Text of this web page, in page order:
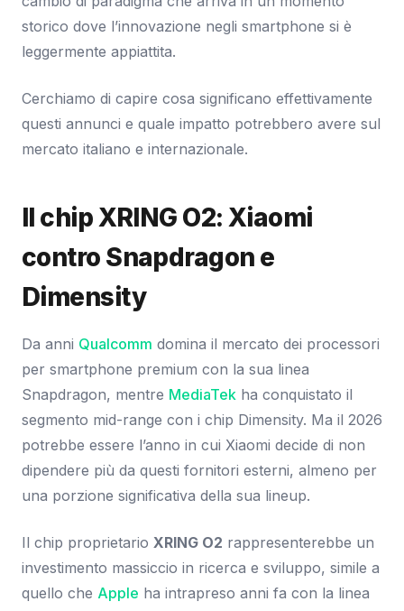
storico dove l’innovazione negli smartphone si è
leggermente appiattita.
Cerchiamo di capire cosa significano effettivamente
questi annunci e quale impatto potrebbero avere sul
mercato italiano e internazionale.
Il chip XRING O2: Xiaomi
contro Snapdragon e
Dimensity
Da anni Qualcomm domina il mercato dei processori
per smartphone premium con la sua linea
Snapdragon, mentre MediaTek ha conquistato il
segmento mid-range con i chip Dimensity. Ma il 2026
potrebbe essere l’anno in cui Xiaomi decide di non
dipendere più da questi fornitori esterni, almeno per
una porzione significativa della sua lineup.
Il chip proprietario XRING O2 rappresenterebbe un
investimento massiccio in ricerca e sviluppo, simile a
quello che Apple ha intrapreso anni fa con la linea